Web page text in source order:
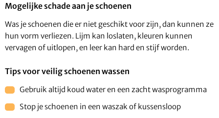
Mogelijke schade aan je schoenen
Was je schoenen die er niet geschikt voor zijn, dan kunnen ze
hun vorm verliezen. Lijm kan loslaten, kleuren kunnen
vervagen of uitlopen, en leer kan hard en stijf worden.
Tips voor veilig schoenen wassen
Gebruik altijd koud water en een zacht wasprogramma
Stop je schoenen in een waszak of kussensloop